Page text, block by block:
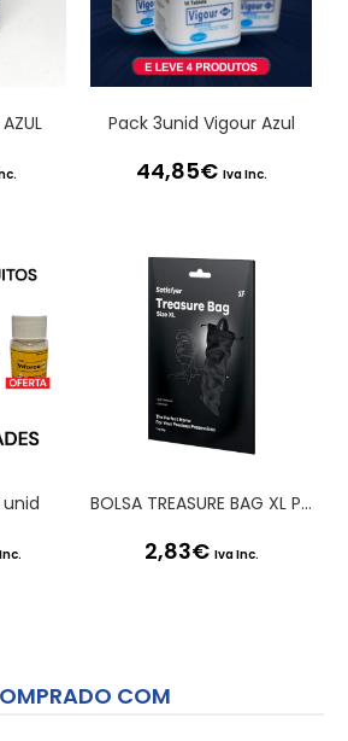
Pack 3unid Vigour Azul
44,85€ Iva Inc.
unid BOLSA TREASURE BAG XL PRETA SATISFYER
2,83€ Iva Inc.
COM